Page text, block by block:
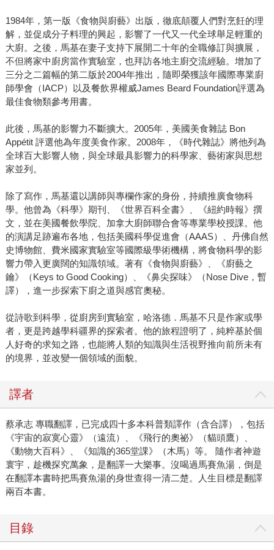
1984年，第一版《食物與廚藝》出版，徹底顛覆人們對烹飪的理
解，並促成分子料理的興起，影響了一代又一代全球舉足輕重的
大廚。之後，馬基在妻子支持下展開二十年的全職修訂與擴展，
不但將家中廚房當作實驗室，也拜訪各地主廚交流經驗。增加了
三分之二篇幅的第二版於2004年推出，隨即榮獲該年國際專業廚
師學會（IACP）以及餐飲界權威James Beard Foundation評選為
最佳食物類參考用書。
此後，馬基的影響力不斷擴大。2005年，美國美食雜誌 Bon
Appétit 評選他為年度美食作家。2008年，《時代雜誌》將他列為
全球百大影響人物，與全球最具影響力的科學家、藝術家與思想
家並列。
除了寫作，馬基還以講師與專欄作家的身份，持續推廣食物科
學。他曾為《科學》期刊、《世界百科全書》、《紐約時報》撰
文，並在美國餐飲學院、加拿大廚師聯合會等專業學校授課。他
的演講足跡遍布各地，包括美國科學促進會（AAAS）、丹佛自然
史博物館、費米國家實驗室等國際級學術機構，將食物科學的影
響力帶入更廣闊的知識領域。著有《食物與廚藝》、《廚藝之
鑰》（Keys to Good Cooking）、《鼻尖探味》（Nose Dive，暫
譯），進一步探索下廚之道與感官奧秘。
從詩歌到科學，從廚房到實驗室，哈洛德．馬基不只是作家或學
者，更是跨越學科疆界的探索者。他的旅程證明了，純粹基於個
人好奇的求知之路，也能將人類的知識與生活視野推向前所未有
的境界，並改變一個領域的面貌。
譯者
蔡承志 專職翻譯，已完成四十多本科普類譯作（含合譯），包括
《宇宙的寂寞心靈》（遠流）、《飛行的奧祕》（貓頭鷹）、
《動物大百科》、《知識的365堂課》（木馬）等。 隨作者神遊
寰宇，趁機探究萬象，是翻譯一大樂事。沒喝過馬賽魚湯，倒是
在翻譯本書時把馬賽魚湯的身世查得一清二楚。人生目標是翻譯
兩百本書。
目錄